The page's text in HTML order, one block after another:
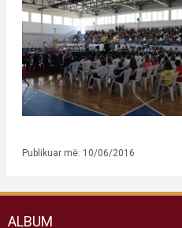
Publikuar më: 10/06/2016
ALBUM